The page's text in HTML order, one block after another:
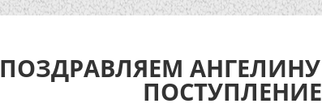
ПОЗДРАВЛЯЕМ